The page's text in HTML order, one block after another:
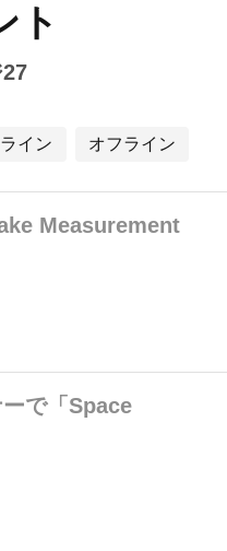
ト
イン オフライン
Measurement
で「Space